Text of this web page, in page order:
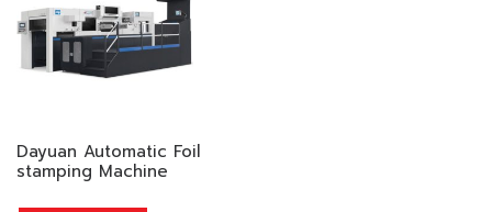
Dayuan Automatic Foil
stamping Machine